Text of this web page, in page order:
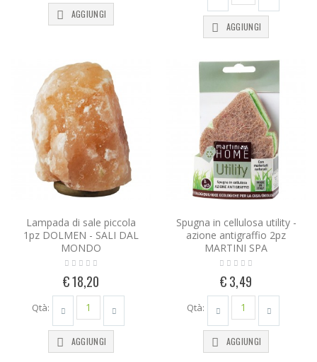
AGGIUNGI
AGGIUNGI
Lampada di sale piccola
1pz DOLMEN - SALI DAL
MONDO
€ 18,20
Qtà:
AGGIUNGI
Spugna in cellulosa utility -
azione antigraffio 2pz
MARTINI SPA
€ 3,49
Qtà:
AGGIUNGI